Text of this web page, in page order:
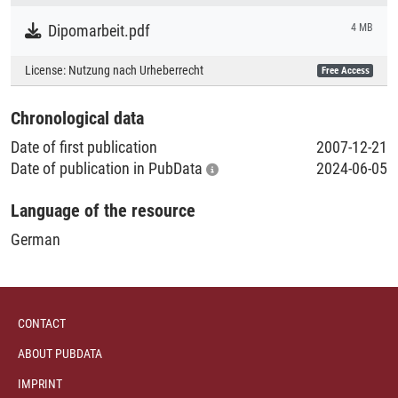
Dipomarbeit.pdf 4 MB
License: Nutzung nach Urheberrecht Free Access
Chronological data
Date of first publication
2007-12-21
Date of publication in PubData
2024-06-05
Language of the resource
German
Collections
Literaturpublikationen
CONTACT
ABOUT PUBDATA
IMPRINT